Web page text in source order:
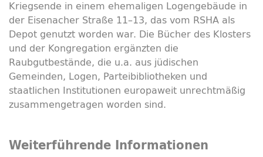
Kriegsende in einem ehemaligen Logengebäude in
der Eisenacher Straße 11–13, das vom RSHA als
Depot genutzt worden war. Die Bücher des Klosters
und der Kongregation ergänzten die
Raubgutbestände, die u.a. aus jüdischen
Gemeinden, Logen, Parteibibliotheken und
staatlichen Institutionen europaweit unrechtmäßig
zusammengetragen worden sind.
Weiterführende Informationen